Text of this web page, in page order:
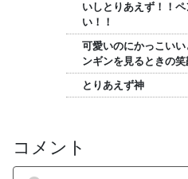
いしとりあえず！！
い！！
可愛いのにかっこい
ンギンを見るときの
とりあえず神
コメント